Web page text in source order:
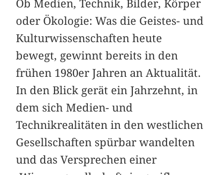
Ob Medien, Technik, Bilder, Körper
oder Ökologie: Was die Geistes- und
Kulturwissenschaften heute
bewegt, gewinnt bereits in den
frühen 1980er Jahren an Aktualität.
In den Blick gerät ein Jahrzehnt, in
dem sich Medien- und
Technikrealitäten in den westlichen
Gesellschaften spürbar wandelten
und das Versprechen einer